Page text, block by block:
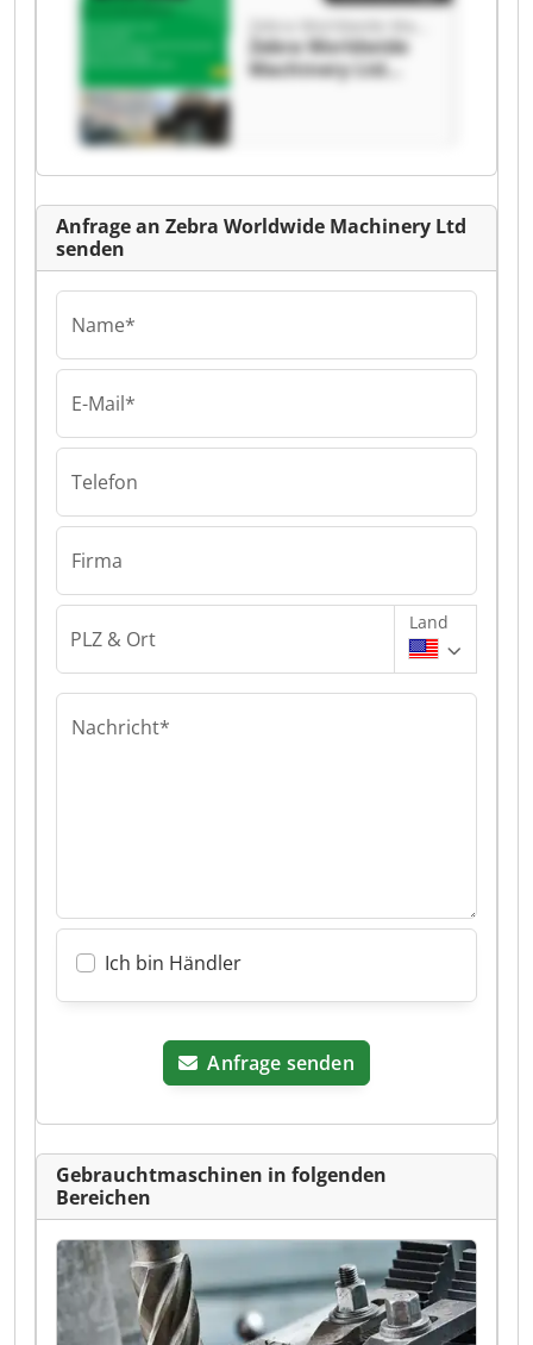
Zebra Worldwide
Machinery Ltd
Anfrage an Zebra Worldwide Machinery Ltd
senden
Name*
E-Mail*
Telefon
Firma
PLZ & Ort
Land
Nachricht*
Ich bin Händler
Anfrage senden
Gebrauchtmaschinen in folgenden
Bereichen